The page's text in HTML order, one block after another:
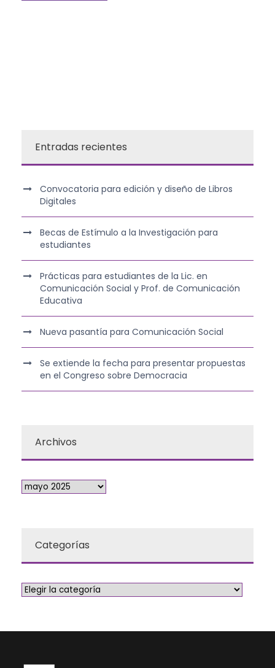
Entradas recientes
Convocatoria para edición y diseño de Libros
Digitales
Becas de Estímulo a la Investigación para
estudiantes
Prácticas para estudiantes de la Lic. en
Comunicación Social y Prof. de Comunicación
Educativa
Nueva pasantía para Comunicación Social
Se extiende la fecha para presentar propuestas
en el Congreso sobre Democracia
Archivos
Categorías